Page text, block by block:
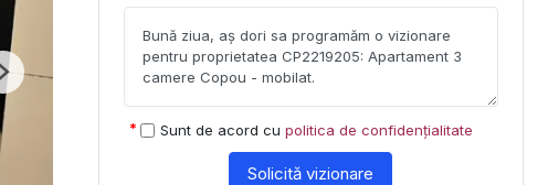
Next
Sunt de acord cu politica de confidențialitate
Solicită vizionare